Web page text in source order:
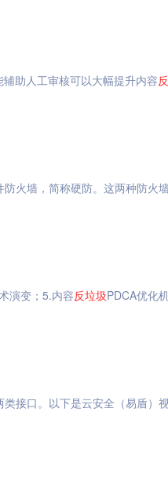
助人工审核可以大幅提升内容
防火墙，简称硬防。这两种防火
演变；5.内容反垃圾PDCA优化
接口。以下是云安全（易盾）